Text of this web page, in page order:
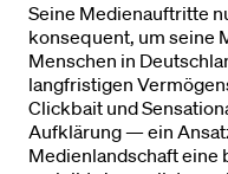
Seine Medienauftritte
konsequent, um seine
Menschen in
langfristigen
Clickbait und
Aufklärung — ein
Medienlandschaft